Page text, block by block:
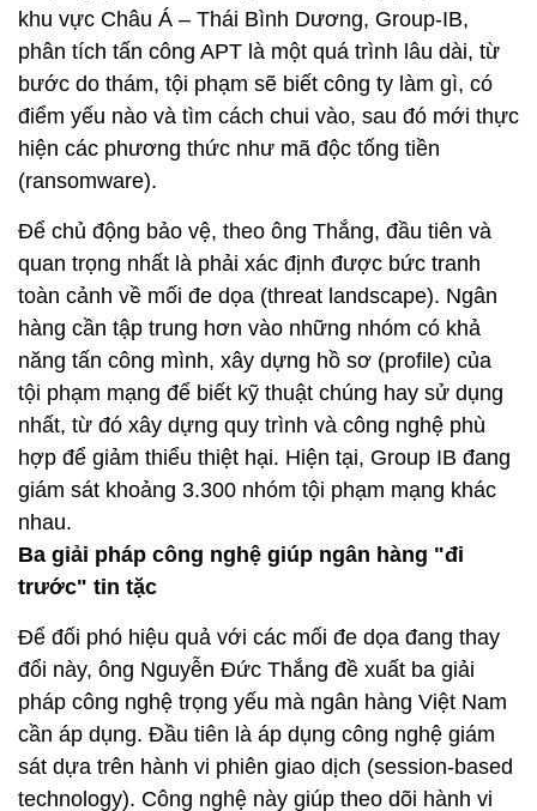
khu vực Châu Á – Thái Bình Dương, Group-IB,
phân tích tấn công APT là một quá trình lâu dài, từ
bước do thám, tội phạm sẽ biết công ty làm gì, có
điểm yếu nào và tìm cách chui vào, sau đó mới thực
hiện các phương thức như mã độc tống tiền
(ransomware).
Để chủ động bảo vệ, theo ông Thắng, đầu tiên và
quan trọng nhất là phải xác định được bức tranh
toàn cảnh về mối đe dọa (threat landscape). Ngân
hàng cần tập trung hơn vào những nhóm có khả
năng tấn công mình, xây dựng hồ sơ (profile) của
tội phạm mạng để biết kỹ thuật chúng hay sử dụng
nhất, từ đó xây dựng quy trình và công nghệ phù
hợp để giảm thiểu thiệt hại. Hiện tại, Group IB đang
giám sát khoảng 3.300 nhóm tội phạm mạng khác
nhau.
Ba giải pháp công nghệ giúp ngân hàng "đi
trước" tin tặc
Để đối phó hiệu quả với các mối đe dọa đang thay
đổi này, ông Nguyễn Đức Thắng đề xuất ba giải
pháp công nghệ trọng yếu mà ngân hàng Việt Nam
cần áp dụng. Đầu tiên là áp dụng công nghệ giám
sát dựa trên hành vi phiên giao dịch (session-based
technology). Công nghệ này giúp theo dõi hành vi